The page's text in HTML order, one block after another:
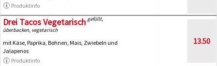
Produktinfo
Drei Tacos Vegetarisch gefüllt,
überbacken, vegetarisch
mit Käse, Paprika, Bohnen, Mais, Zwiebeln und
Jalapenos
Produktinfo
13.50